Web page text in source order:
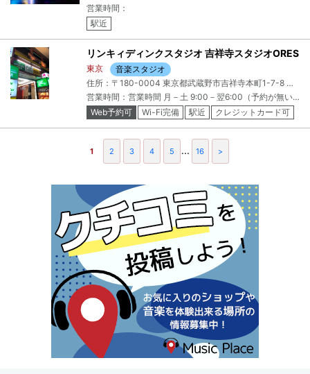
営業時間：
駅近
リンキィディンクスタジオ 吉祥寺スタジオORES
東京
音楽スタジオ
住所：〒180-0004 東京都武蔵野市吉祥寺本町1-7-8 第一マーブルビル3F
営業時間：営業時間 月－土 9:00－翌6:00（予約が無い場合は翌4:00） 日 9:00－23:00
Web予約可
Wi-Fi完備 駅近
クレジットカード可
電子マネー可
1 2 3 4 5 ... 16 >